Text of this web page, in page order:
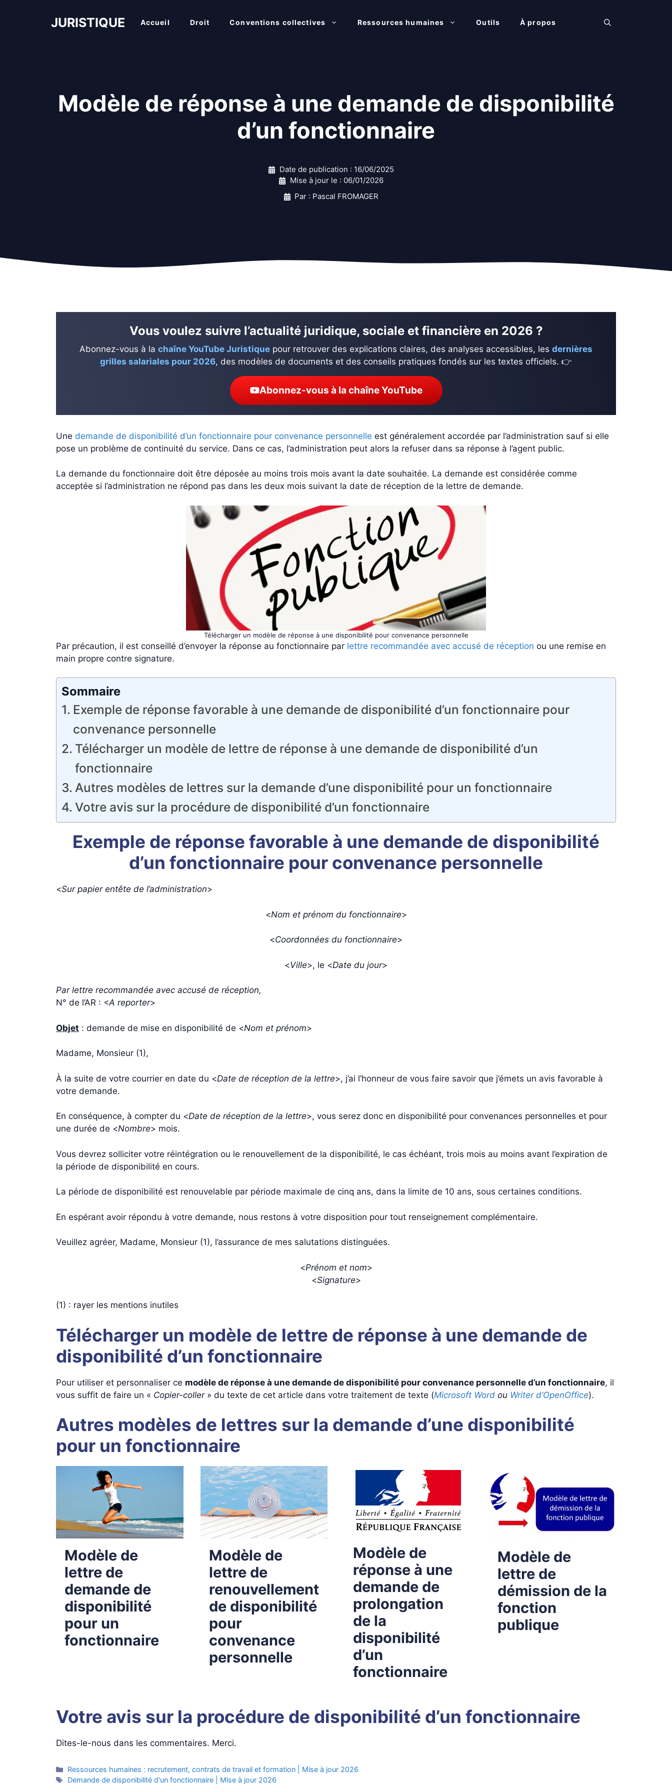
JURISTIQUE Accueil Droit Conventions collectives Ressources humaines Outils À propos
Modèle de réponse à une demande de disponibilité
d’un fonctionnaire
Date de publication : 16/06/2025
Mise à jour le : 06/01/2026
Par : Pascal FROMAGER
Vous voulez suivre l’actualité juridique, sociale et financière en 2026 ?
Abonnez-vous à la chaîne YouTube Juristique pour retrouver des explications claires, des analyses accessibles, les dernières
grilles salariales pour 2026, des modèles de documents et des conseils pratiques fondés sur les textes officiels. 👉
Abonnez-vous à la chaîne YouTube
Une demande de disponibilité d’un fonctionnaire pour convenance personnelle est généralement accordée par l’administration sauf si elle
pose un problème de continuité du service. Dans ce cas, l’administration peut alors la refuser dans sa réponse à l’agent public.
La demande du fonctionnaire doit être déposée au moins trois mois avant la date souhaitée. La demande est considérée comme
acceptée si l’administration ne répond pas dans les deux mois suivant la date de réception de la lettre de demande.
Télécharger un modèle de réponse à une disponibilité pour convenance personnelle
Par précaution, il est conseillé d’envoyer la réponse au fonctionnaire par lettre recommandée avec accusé de réception ou une remise en
main propre contre signature.
Sommaire
Exemple de réponse favorable à une demande de disponibilité d’un fonctionnaire pour
convenance personnelle
Télécharger un modèle de lettre de réponse à une demande de disponibilité d’un
fonctionnaire
Autres modèles de lettres sur la demande d’une disponibilité pour un fonctionnaire
Votre avis sur la procédure de disponibilité d’un fonctionnaire
Exemple de réponse favorable à une demande de disponibilité
d’un fonctionnaire pour convenance personnelle
<Sur papier entête de l’administration>
<Nom et prénom du fonctionnaire>
<Coordonnées du fonctionnaire>
<Ville>, le <Date du jour>
Par lettre recommandée avec accusé de réception,
N° de l’AR : <A reporter>
Objet : demande de mise en disponibilité de <Nom et prénom>
Madame, Monsieur (1),
À la suite de votre courrier en date du <Date de réception de la lettre>, j’ai l’honneur de vous faire savoir que j’émets un avis favorable à
votre demande.
En conséquence, à compter du <Date de réception de la lettre>, vous serez donc en disponibilité pour convenances personnelles et pour
une durée de <Nombre> mois.
Vous devrez solliciter votre réintégration ou le renouvellement de la disponibilité, le cas échéant, trois mois au moins avant l’expiration de
la période de disponibilité en cours.
La période de disponibilité est renouvelable par période maximale de cinq ans, dans la limite de 10 ans, sous certaines conditions.
En espérant avoir répondu à votre demande, nous restons à votre disposition pour tout renseignement complémentaire.
Veuillez agréer, Madame, Monsieur (1), l’assurance de mes salutations distinguées.
<Prénom et nom>
<Signature>
(1) : rayer les mentions inutiles
Télécharger un modèle de lettre de réponse à une demande de
disponibilité d’un fonctionnaire
Pour utiliser et personnaliser ce modèle de réponse à une demande de disponibilité pour convenance personnelle d’un fonctionnaire, il
vous suffit de faire un « Copier-coller» du texte de cet article dans votre traitement de texte (Microsoft Word ou Writer d’OpenOffice).
Autres modèles de lettres sur la demande d’une disponibilité
pour un fonctionnaire
Modèle de
lettre de
demande de
disponibilité
pour un
fonctionnaire
Modèle de
lettre de
renouvellement
de disponibilité
pour
convenance
personnelle
Modèle de
réponse à une
demande de
prolongation
de la
disponibilité
d’un
fonctionnaire
Modèle de
lettre de
démission de la
fonction
publique
Votre avis sur la procédure de disponibilité d’un fonctionnaire
Dites-le-nous dans les commentaires. Merci.
Catégories
Ressources humaines : recrutement, contrats de travail et formation | Mise à jour 2026
Étiquettes
Demande de disponibilité d'un fonctionnaire | Mise à jour 2026